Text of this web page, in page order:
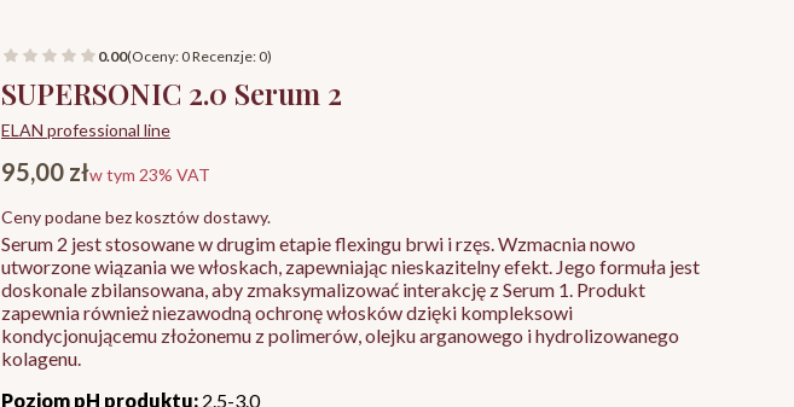
0.00(Oceny: 0 Recenzje: 0)
SUPERSONIC 2.0 Serum 2
ELAN professional line
Cena
95,00 złw tym 23% VAT
w tym 23% VAT
Ceny podane bez kosztów dostawy.
Serum 2 jest stosowane w drugim etapie flexingu brwi i rzęs. Wzmacnia nowo
utworzone wiązania we włoskach, zapewniając nieskazitelny efekt. Jego formuła jest
doskonale zbilansowana, aby zmaksymalizować interakcję z Serum 1. Produkt
zapewnia również niezawodną ochronę włosków dzięki kompleksowi
kondycjonującemu złożonemu z polimerów, olejku arganowego i hydrolizowanego
kolagenu.
Poziom pH produktu: 2.5-3.0